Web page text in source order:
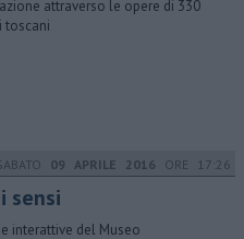
attraverso le opere di 330
toscani
09 APRILE 2016 ORE 17:26
sensi
interattive del Museo